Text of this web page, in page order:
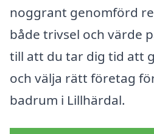
noggrant genomförd
både trivsel och värde
till att du tar dig tid att
och välja rätt företag
badrum i Lillhärdal.